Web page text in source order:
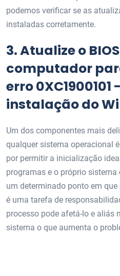
podemos verificar se as
instaladas corretamente.
3.Atualize o
computador
erro 0XC1900101
instalação do
Um dos componentes mais
qualquer sistema operacional
por permitir a inicialização
programas e o próprio sistema
um determinado ponto em
é uma tarefa de
processo pode afetá-lo e aliás
sistema o que aumenta o